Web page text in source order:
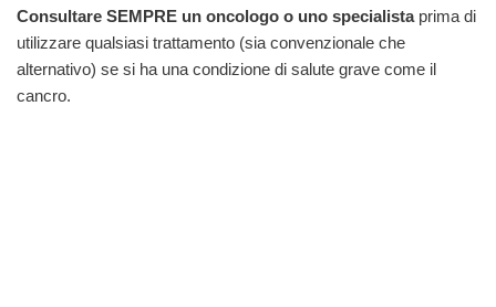
Consultare SEMPRE un oncologo o uno specialistaprima di
utilizzare qualsiasi trattamento (sia convenzionale che
alternativo) se si ha una condizione di salute grave come il
cancro.